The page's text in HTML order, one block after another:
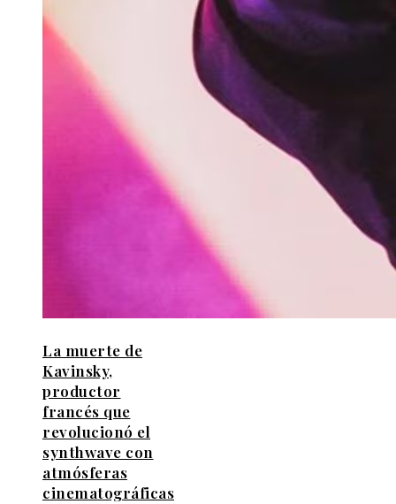
La muerte de
Kavinsky,
productor
francés que
revolucionó el
synthwave con
atmósferas
cinematográficas